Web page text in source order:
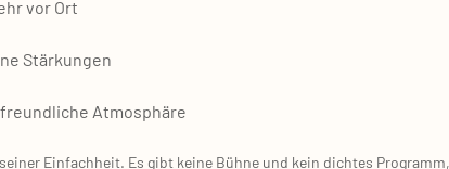
vor Ort
Stär­kun­gen
Atmo­sphä­re
Ein­fach­heit. Es gibt kei­ne Büh­ne und kein dich­tes